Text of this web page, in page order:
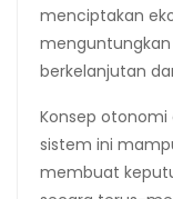
menciptakan
berkelanjutan
Konsep otonomi
sistem ini
membuat